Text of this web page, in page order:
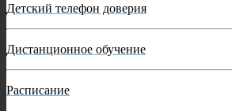
Детский телефон доверия
Дистанционное обучение
Расписание